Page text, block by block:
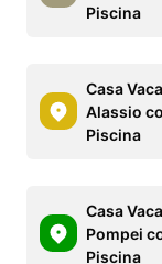
Piscina
Casa
Alassio
Piscina
Casa
Pompei
Piscina